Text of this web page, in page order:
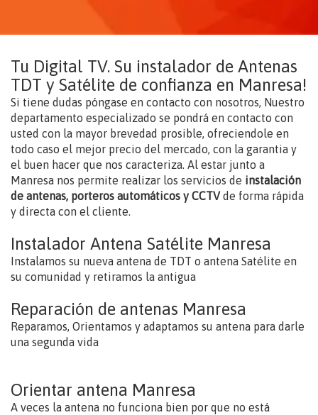
Tu Digital TV. Su instalador de Antenas
TDT y Satélite de confianza en Manresa!
Si tiene dudas póngase en contacto con nosotros, Nuestro
departamento especializado se pondrá en contacto con
usted con la mayor brevedad prosible, ofreciendole en
todo caso el mejor precio del mercado, con la garantia y
el buen hacer que nos caracteriza. Al estar junto a
Manresa nos permite realizar los servicios de instalación
de antenas, porteros automáticos y CCTVde forma rápida
y directa con el cliente.
Instalador Antena Satélite Manresa
Instalamos su nueva antena de TDT o antena Satélite en
su comunidad y retiramos la antigua
Reparación de antenas Manresa
Reparamos, Orientamos y adaptamos su antena para darle
una segunda vida
Orientar antena Manresa
A veces la antena no funciona bien por que no está